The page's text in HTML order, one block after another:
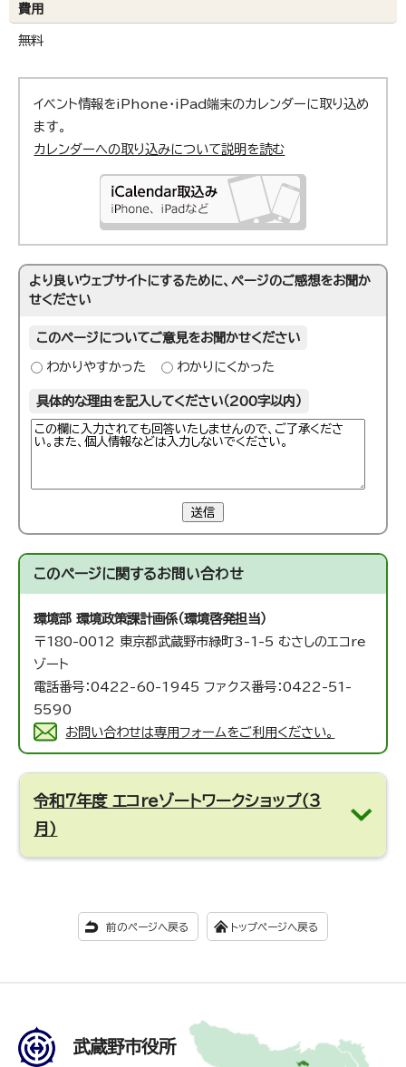
費用
無料
イベント情報をiPhone・iPad端末のカレンダーに取り込め
ます。
カレンダーへの取り込みについて説明を読む
より良いウェブサイトにするために、ページのご感想をお聞か
せください
このページについてご意見をお聞かせください
わかりやすかった わかりにくかった
具体的な理由を記入してください（200字以内）
送信
このページに関するお問い合わせ
環境部 環境政策課計画係（環境啓発担当）
〒180-0012 東京都武蔵野市緑町3-1-5 むさしのエコre
ゾート
電話番号：0422-60-1945 ファクス番号：0422-51-
5590
お問い合わせは専用フォームをご利用ください。
令和7年度 エコreゾートワークショップ（3
月）
前のページへ戻る トップページへ戻る
武蔵野市役所